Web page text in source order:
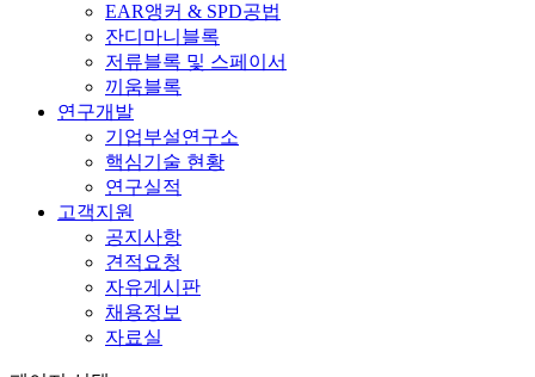
EAR앵커 & SPD공법
잔디마니블록
저류블록 및 스페이서
끼움블록
연구개발
기업부설연구소
핵심기술 현황
연구실적
고객지원
공지사항
견적요청
자유게시판
채용정보
자료실